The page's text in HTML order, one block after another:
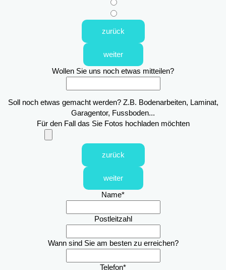
zurück
weiter
Wollen Sie uns noch etwas mitteilen?
Soll noch etwas gemacht werden? Z.B. Bodenarbeiten, Laminat,
Garagentor, Fussboden...
Für den Fall das Sie Fotos hochladen möchten
zurück
weiter
Name*
Postleitzahl
Wann sind Sie am besten zu erreichen?
Telefon*